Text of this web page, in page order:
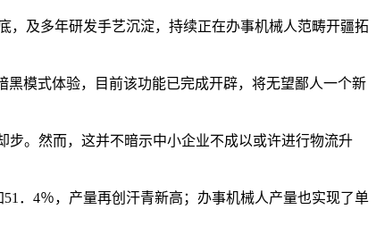
及多年研发手艺沉淀，持续正在办事机械人范畴开疆拓
模式体验，目前该功能已完成开辟，将无望鄙人一个新
。然而，这并不暗示中小企业不成以或许进行物流升
．4％，产量再创汗青新高；办事机械人产量也实现了单